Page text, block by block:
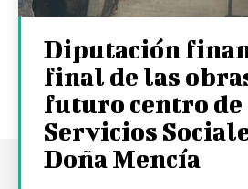
Diputación
final de las
futuro centro de
Servicios
Doña Mencía